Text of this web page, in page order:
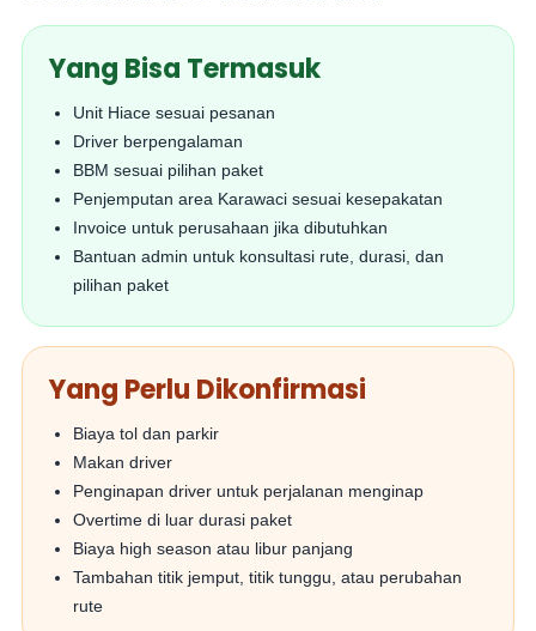
Yang Bisa Termasuk
Unit Hiace sesuai pesanan
Driver berpengalaman
BBM sesuai pilihan paket
Penjemputan area Karawaci sesuai kesepakatan
Invoice untuk perusahaan jika dibutuhkan
Bantuan admin untuk konsultasi rute, durasi, dan
pilihan paket
Yang Perlu Dikonfirmasi
Biaya tol dan parkir
Makan driver
Penginapan driver untuk perjalanan menginap
Overtime di luar durasi paket
Biaya high season atau libur panjang
Tambahan titik jemput, titik tunggu, atau perubahan
rute